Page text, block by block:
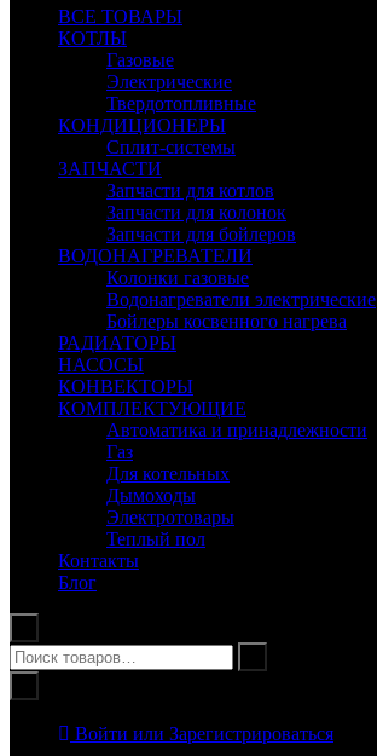
ВСЕ ТОВАРЫ
КОТЛЫ
Газовые
Электрические
Твердотопливные
КОНДИЦИОНЕРЫ
Сплит-системы
ЗАПЧАСТИ
Запчасти для котлов
Запчасти для колонок
Запчасти для бойлеров
ВОДОНАГРЕВАТЕЛИ
Колонки газовые
Водонагреватели электрические
Бойлеры косвенного нагрева
РАДИАТОРЫ
НАСОСЫ
КОНВЕКТОРЫ
КОМПЛЕКТУЮЩИЕ
Автоматика и принадлежности
Газ
Для котельных
Дымоходы
Электротовары
Теплый пол
Контакты
Блог
Войти или Зарегистрироваться